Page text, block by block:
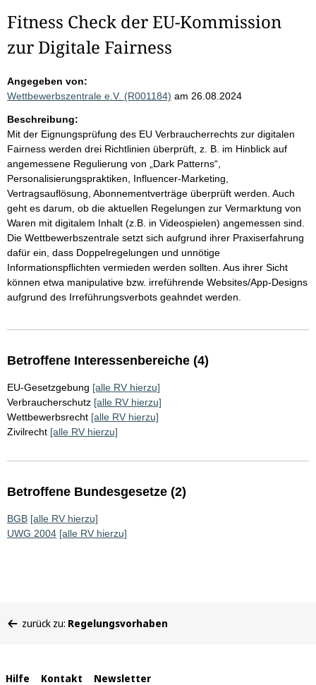
Fitness Check der EU-Kommission
zur Digitale Fairness
Angegeben von:
Wettbewerbszentrale e.V. (R001184) am 26.08.2024
Beschreibung:
Mit der Eignungsprüfung des EU Verbraucherrechts zur digitalen
Fairness werden drei Richtlinien überprüft, z. B. im Hinblick auf
angemessene Regulierung von „Dark Patterns“,
Personalisierungspraktiken, Influencer-Marketing,
Vertragsauflösung, Abonnementverträge überprüft werden. Auch
geht es darum, ob die aktuellen Regelungen zur Vermarktung von
Waren mit digitalem Inhalt (z.B. in Videospielen) angemessen sind.
Die Wettbewerbszentrale setzt sich aufgrund ihrer Praxiserfahrung
dafür ein, dass Doppelregelungen und unnötige
Informationspflichten vermieden werden sollten. Aus ihrer Sicht
können etwa manipulative bzw. irreführende Websites/App-Designs
aufgrund des Irreführungsverbots geahndet werden.
Betroffene Interessenbereiche (4)
EU-Gesetzgebung [alle RV hierzu]
Verbraucherschutz [alle RV hierzu]
Wettbewerbsrecht [alle RV hierzu]
Zivilrecht [alle RV hierzu]
Betroffene Bundesgesetze (2)
BGB [alle RV hierzu]
UWG 2004 [alle RV hierzu]
befinden
zurück zu: Regelungsvorhaben
Hilfe Kontakt Newsletter